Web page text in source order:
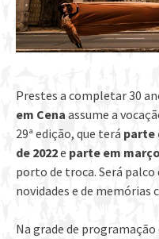
Prestes a completar 30
em Cena assume a
29ª edição, que terá parte
de 2022e parte em
porto de troca. Será palco
novidades e de memórias
Na grade de